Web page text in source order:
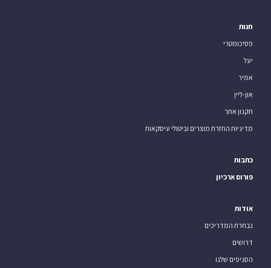
חנות
פסיכומטרי
יעל
אמיר
און-ליין
תקנון אתר
מדיניות החזרת מוצרים וביטולי עיסקאות
כתבות
פורום ארכיון
אודות
נבחרת המדריכים
דרושים
הסניפים שלנו